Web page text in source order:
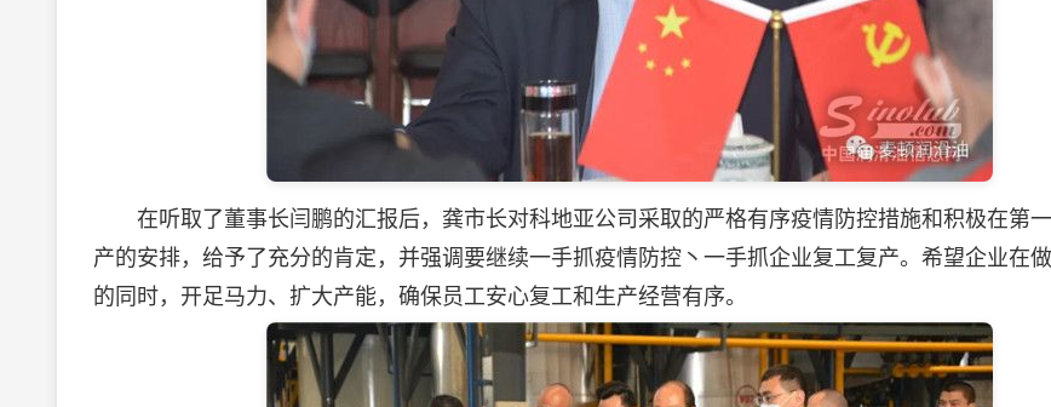
在听取了董事长闫鹏的汇报后，龚市长对科地亚公司采取的严格有序疫情防控措施和积极在第
产的安排，给予了充分的肯定，并强调要继续一手抓疫情防控丶一手抓企业复工复产。希望企业在
的同时，开足马力、扩大产能，确保员工安心复工和生产经营有序。